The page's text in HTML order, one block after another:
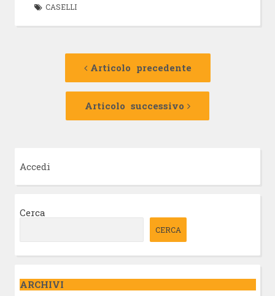
CASELLI
Navigazione
Articolo precedente
Articolo
Articolo successivo
Articolo
Accedi
Cerca
CERCA
ARCHIVI